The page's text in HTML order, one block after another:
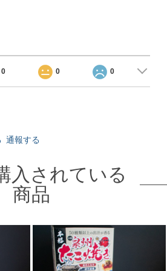
0 0 0
通報する
入されている
商品